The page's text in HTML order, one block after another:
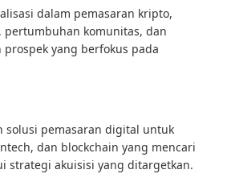
dalam pemasaran kripto,
pertumbuhan komunitas, dan
yang berfokus pada
solusi pemasaran digital untuk
dan blockchain yang mencari
strategi akuisisi yang ditargetkan.